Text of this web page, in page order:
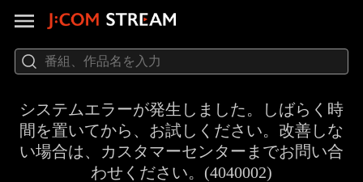
システムエラーが発生しました。しばらく時
間を置いてから、お試しください。改善しな
い場合は、カスタマーセンターまでお問い合
わせください。(4040002)